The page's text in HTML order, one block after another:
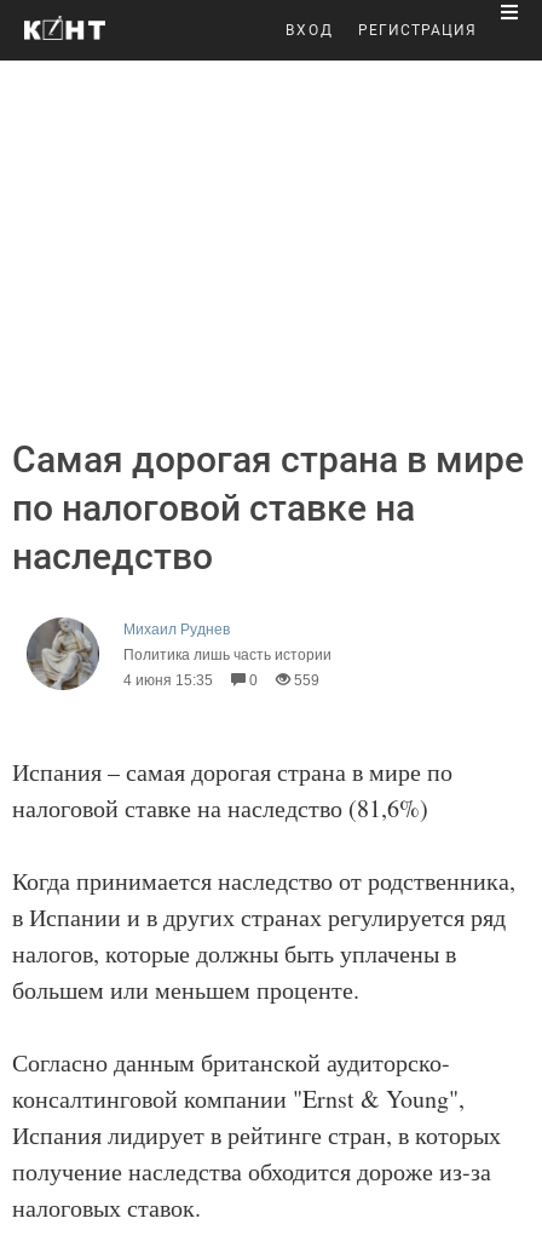
ВХОД РЕГИСТРАЦИЯ
Самая дорогая страна в мире
по налоговой ставке на
наследство
Михаил Руднев
Политика лишь часть истории
4 июня 15:35
0 559
Испания – самая дорогая страна в мире по
налоговой ставке на наследство (81,6%)
Когда принимается наследство от родственника,
в Испании и в других странах регулируется ряд
налогов, которые должны быть уплачены в
большем или меньшем проценте.
Согласно данным британской аудиторско-
консалтинговой компании "Ernst & Young",
Испания лидирует в рейтинге стран, в которых
получение наследства обходится дороже из-за
налоговых ставок.